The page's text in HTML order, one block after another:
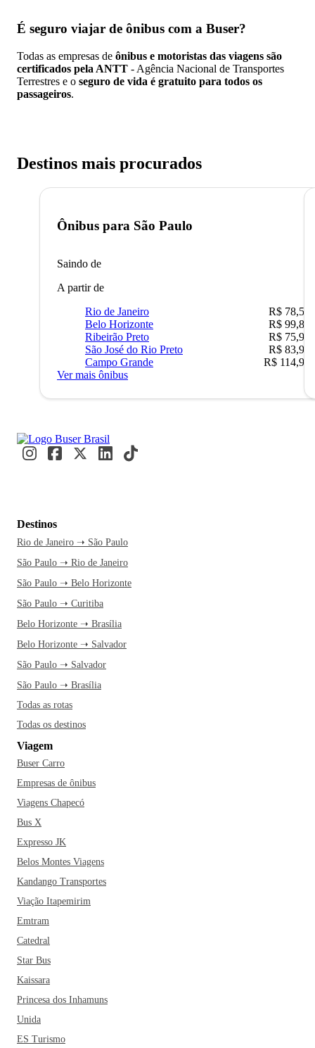
É seguro viajar de ônibus com a Buser?
Todas as empresas de ônibus e motoristas das viagens são
certificados pela ANTT - Agência Nacional de Transportes
Terrestres e o seguro de vida é gratuito para todos os
passageiros.
Destinos mais procurados
Ônibus para São Paulo
Saindo de
A partir de
Rio de Janeiro
R$ 78,51
Belo Horizonte
R$ 99,89
Ribeirão Preto
R$ 75,90
São José do Rio Preto
R$ 83,90
Campo Grande
R$ 114,90
Ver mais ônibus
Destinos
Rio de Janeiro ➝ São Paulo
São Paulo ➝ Rio de Janeiro
São Paulo ➝ Belo Horizonte
São Paulo ➝ Curitiba
Belo Horizonte ➝ Brasília
Belo Horizonte ➝ Salvador
São Paulo ➝ Salvador
São Paulo ➝ Brasília
Todas as rotas
Todas os destinos
Viagem
Buser Carro
Empresas de ônibus
Viagens Chapecó
Bus X
Expresso JK
Belos Montes Viagens
Kandango Transportes
Viação Itapemirim
Emtram
Catedral
Star Bus
Kaissara
Princesa dos Inhamuns
Unida
ES Turismo